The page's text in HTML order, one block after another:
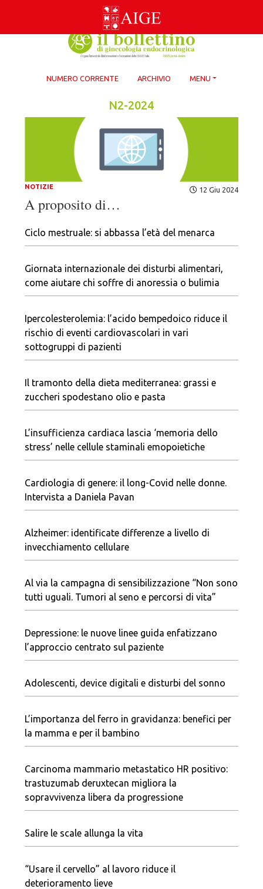
NUMERO CORRENTE ARCHIVIO MENU
N2-2024
NOTIZIE 12 Giu 2024
A proposito di…
Ciclo mestruale: si abbassa l’età del menarca
Giornata internazionale dei disturbi alimentari,
come aiutare chi soffre di anoressia o bulimia
Ipercolesterolemia: l’acido bempedoico riduce il
rischio di eventi cardiovascolari in vari
sottogruppi di pazienti
Il tramonto della dieta mediterranea: grassi e
zuccheri spodestano olio e pasta
L’insufficienza cardiaca lascia ‘memoria dello
stress’ nelle cellule staminali emopoietiche
Cardiologia di genere: il long-Covid nelle donne.
Intervista a Daniela Pavan
Alzheimer: identificate differenze a livello di
invecchiamento cellulare
Al via la campagna di sensibilizzazione “Non sono
tutti uguali. Tumori al seno e percorsi di vita”
Depressione: le nuove linee guida enfatizzano
l’approccio centrato sul paziente
Adolescenti, device digitali e disturbi del sonno
L’importanza del ferro in gravidanza: benefici per
la mamma e per il bambino
Carcinoma mammario metastatico HR positivo:
trastuzumab deruxtecan migliora la
sopravvivenza libera da progressione
Salire le scale allunga la vita
“Usare il cervello” al lavoro riduce il
deterioramento lieve